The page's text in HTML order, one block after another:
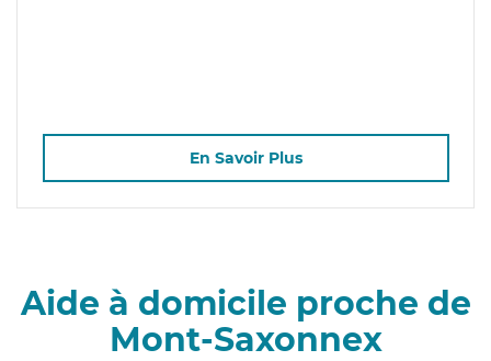
En Savoir Plus
Aide à domicile proche de
Mont-Saxonnex